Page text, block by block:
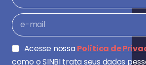
Acesse nossaPolítica de
como o SINBI trata seus dados